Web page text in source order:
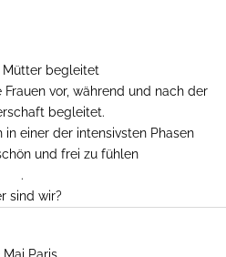
Mütter begleitet
vor, während und nach der
begleitet.
einer der intensivsten Phasen
und frei zu fühlen
.
sind wir?